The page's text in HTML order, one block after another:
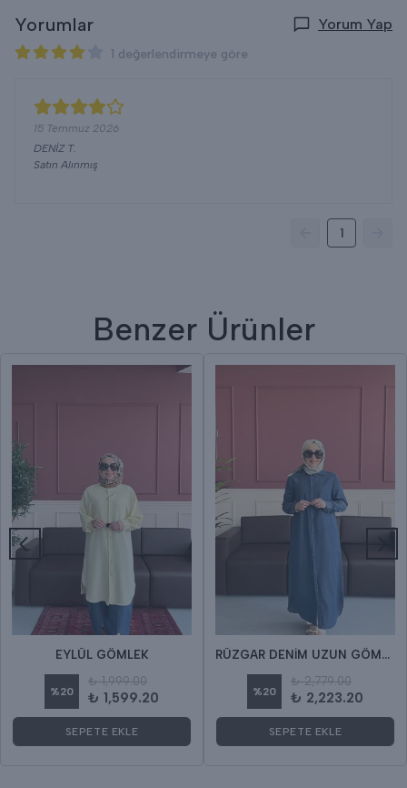
Yorumlar Yorum Yap
1 değerlendirmeye göre
15 Temmuz 2026
DENİZ T.
Satın Alınmış
1
Benzer Ürünler
EYLÜL GÖMLEK
%20
₺ 1,999.00
₺ 1,599.20
SEPETE EKLE
RÜZGAR DENİM UZUN GÖMLEK
%20
₺ 2,779.00
₺ 2,223.20
SEPETE EKLE